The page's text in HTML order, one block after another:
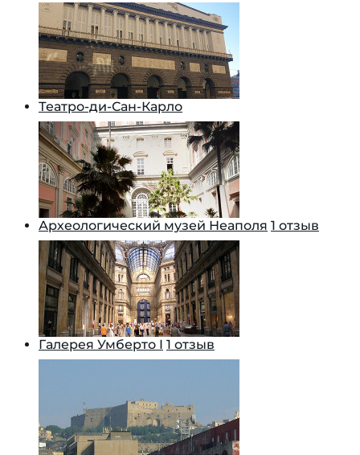
Театро-ди-Сан-Карло
Археологический музей Неаполя 1 отзыв
Галерея Умберто I 1 отзыв